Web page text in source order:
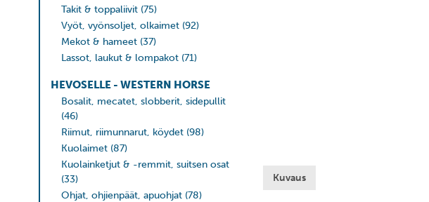
Takit & toppaliivit (75)
Vyöt, vyönsoljet, olkaimet (92)
Mekot & hameet (37)
Lassot, laukut & lompakot (71)
HEVOSELLE - WESTERN HORSE
Bosalit, mecatet, slobberit, sidepullit
(46)
Riimut, riimunnarut, köydet (98)
Kuolaimet (87)
Kuolainketjut & -remmit, suitsen osat
(33)
Ohjat, ohjienpäät, apuohjat (78)
Kuvaus